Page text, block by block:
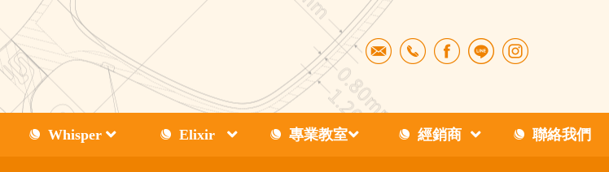
Whisper Elixir 專業教室 經銷商 聯絡我們